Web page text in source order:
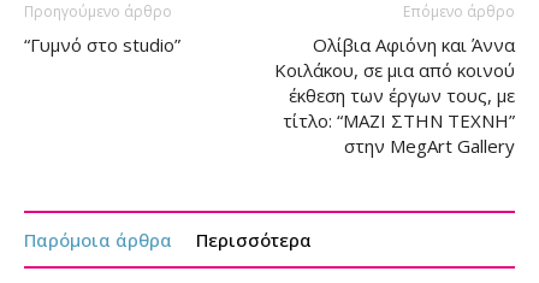
Προηγούμενο άρθρο
“Γυμνό στο studio”
Επόμενο άρθρο
Ολίβια Αφιόνη και Άννα
Κοιλάκου, σε μια από κοινού
έκθεση των έργων τους, με
τίτλο: “ΜΑΖΙ ΣΤΗΝ ΤΕΧΝΗ”
στην MegArt Gallery
Παρόμοια άρθρα Περισσότερα